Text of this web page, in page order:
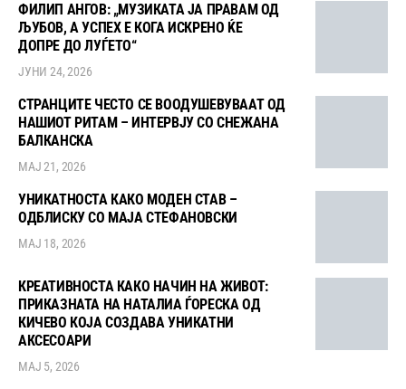
ФИЛИП АНГОВ: „МУЗИКАТА ЈА ПРАВАМ ОД
ЉУБОВ, А УСПЕХ Е КОГА ИСКРЕНО ЌЕ
ДОПРЕ ДО ЛУЃЕТО“
ЈУНИ 24, 2026
СТРАНЦИТЕ ЧЕСТО СЕ ВООДУШЕВУВААТ ОД
НАШИОТ РИТАМ – ИНТЕРВЈУ СО СНЕЖАНА
БАЛКАНСКА
МАЈ 21, 2026
УНИКАТНОСТА КАКО МОДЕН СТАВ –
ОДБЛИСКУ СО МАЈА СТЕФАНОВСКИ
МАЈ 18, 2026
КРЕАТИВНОСТА КАКО НАЧИН НА ЖИВОТ:
ПРИКАЗНАТА НА НАТАЛИА ЃОРЕСКА ОД
КИЧЕВО КОЈА СОЗДАВА УНИКАТНИ
АКСЕСОАРИ
МАЈ 5, 2026